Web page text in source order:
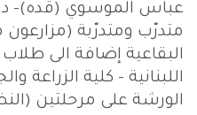
متدرّب ومتدرّبة
البقاعية إضافة الى
اللبنانية – كلية الزراعة
الورشة على مرحلتين